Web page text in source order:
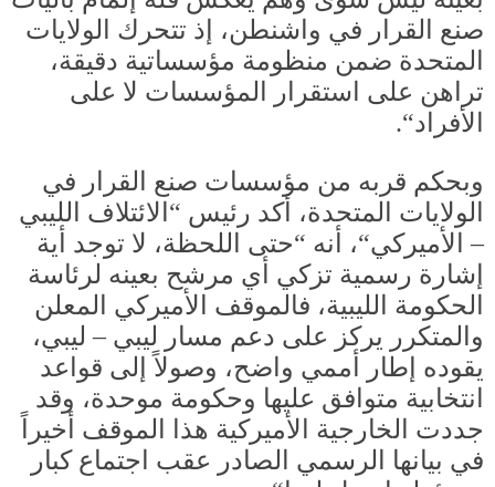
صنع القرار في واشنطن، إذ تتحرك الولايات
المتحدة ضمن منظومة مؤسساتية دقيقة،
تراهن على استقرار المؤسسات لا على
الأفراد“.
وبحكم قربه من مؤسسات صنع القرار في
الولايات المتحدة، أكد رئيس “ الائتلاف الليبي
– الأميركي“، أنه “حتى اللحظة، لا توجد أية
إشارة رسمية تزكي أي مرشح بعينه لرئاسة
الحكومة الليبية، فالموقف الأميركي المعلن
والمتكرر يركز على دعم مسار ليبي– ليبي،
يقوده إطار أممي واضح، وصولاً إلى قواعد
انتخابية متوافق عليها وحكومة موحدة، وقد
جددت الخارجية الأميركية هذا الموقف أخيراً
في بيانها الرسمي الصادر عقب اجتماع كبار